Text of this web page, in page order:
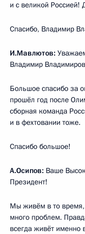
и с великой Россией!
Спасибо, Владимир
И.Мавлютов:
Владимир
Большое спасибо за
прошёл год после
сборная команда
и в фехтовании тоже.
Спасибо большое!
А.Осипов: Ваше
Президент!
Мы живём в то время,
много проблем.
всегда живёт